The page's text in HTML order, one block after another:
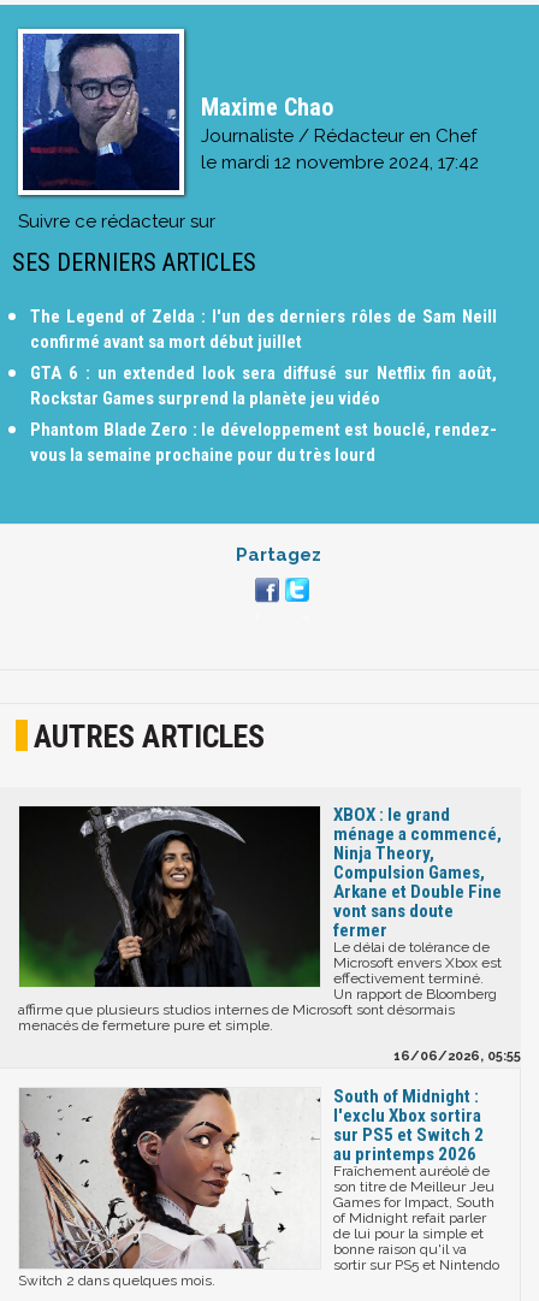
Maxime Chao
Journaliste / Rédacteur en Chef
le mardi 12 novembre 2024, 17:42
Suivre ce rédacteur sur
SES DERNIERS ARTICLES
The Legend of Zelda : l'un des derniers rôles de Sam Neill
confirmé avant sa mort début juillet
GTA 6 : un extended look sera diffusé sur Netflix fin août,
Rockstar Games surprend la planète jeu vidéo
Phantom Blade Zero : le développement est bouclé, rendez-
vous la semaine prochaine pour du très lourd
Partagez
AUTRES ARTICLES
XBOX : le grand
ménage a commencé,
Ninja Theory,
Compulsion Games,
Arkane et Double Fine
vont sans doute
fermer
Le délai de tolérance de
Microsoft envers Xbox est
effectivement terminé.
Un rapport de Bloomberg
affirme que plusieurs studios internes de Microsoft sont désormais
menacés de fermeture pure et simple.
16/06/2026, 05:55
South of Midnight :
l'exclu Xbox sortira
sur PS5 et Switch 2
au printemps 2026
Fraîchement auréolé de
son titre de Meilleur Jeu
Games for Impact, South
of Midnight refait parler
de lui pour la simple et
bonne raison qu'il va
sortir sur PS5 et Nintendo
Switch 2 dans quelques mois.